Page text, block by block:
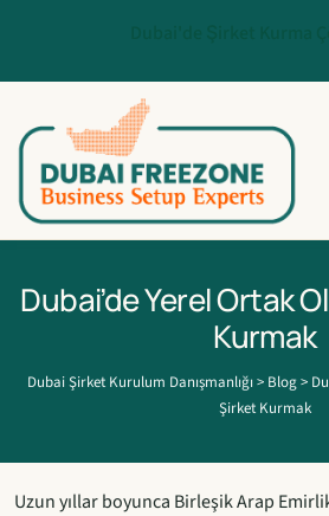
Dubai’de Yerel Ortak
Kurmak
Dubai Şirket Kurulum Danışmanlığı> Blog>
Şirket Kurmak
Uzun yıllar boyunca Birleşik Arap